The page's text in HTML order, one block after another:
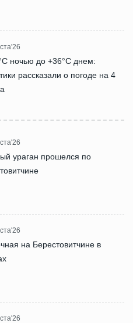
ночью до +36°С днем:
рассказали о погоде на 4
ураган прошелся по
на Берестовитчине в